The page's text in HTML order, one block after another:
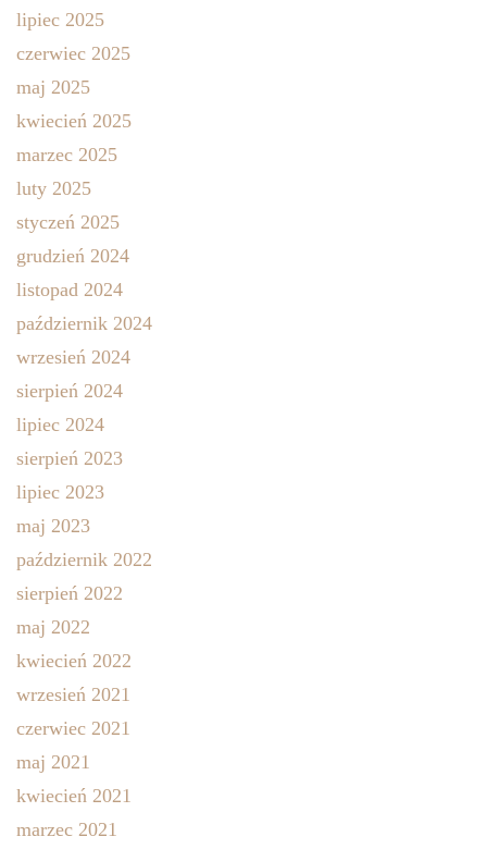
lipiec 2025
czerwiec 2025
maj 2025
kwiecień 2025
marzec 2025
luty 2025
styczeń 2025
grudzień 2024
listopad 2024
październik 2024
wrzesień 2024
sierpień 2024
lipiec 2024
sierpień 2023
lipiec 2023
maj 2023
październik 2022
sierpień 2022
maj 2022
kwiecień 2022
wrzesień 2021
czerwiec 2021
maj 2021
kwiecień 2021
marzec 2021